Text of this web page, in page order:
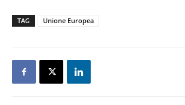
TAG Unione Europea